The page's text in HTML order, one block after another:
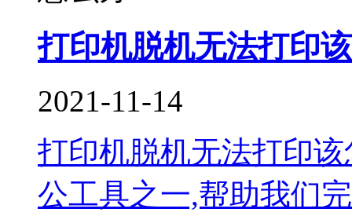
打印机脱机无法打印
2021-11-14
打印机脱机无法打印
公工具之一,帮助我们